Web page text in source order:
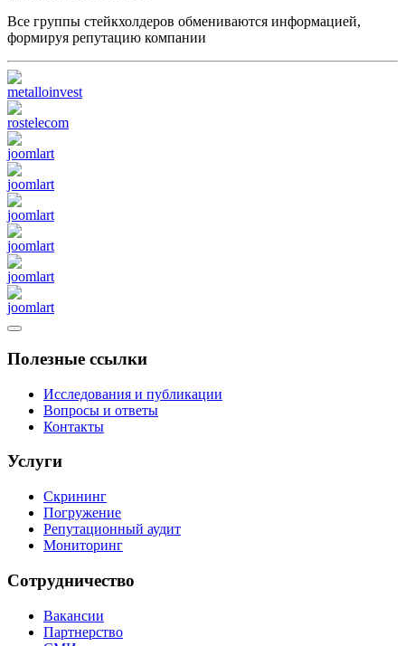
Все группы стейкхолдеров обмениваются информацией,
формируя репутацию компании
Полезные ссылки
Исследования и публикации
Вопросы и ответы
Контакты
Услуги
Скрининг
Погружение
Репутационный аудит
Мониторинг
Сотрудничество
Вакансии
Партнерство